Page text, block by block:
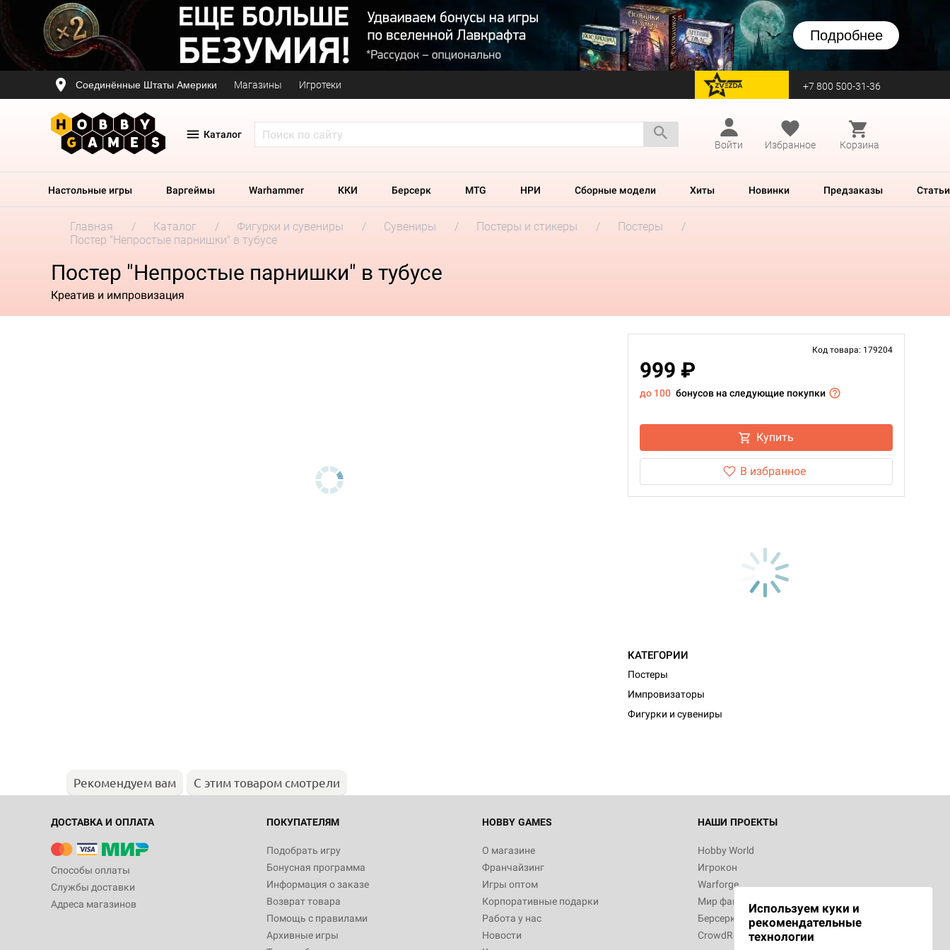
Подробнее
Соединённые Штаты Америки Магазины Игротеки перейти на Zvezda +7 800 500-31-36
Каталог
Войти
Избранное Корзина
Настольные игры Варгеймы Warhammer ККИ Берсерк MTG НРИ Сборные модели Хиты Новинки Предзаказы Статьи
Главная Каталог Фигурки и сувениры Сувениры Постеры и стикеры
Постеры
Постер "Непростые парнишки" в тубусе
Постер "Непростые парнишки" в тубусе
Креатив и импровизация
Код товара: 179204
999 ₽
до 100 бонусов на следующие покупки
Купить
В избранное
КАТЕГОРИИ
Постеры
Импровизаторы
Фигурки и сувениры
Рекомендуем вам С этим товаром смотрели
ДОСТАВКА И ОПЛАТА
Способы оплаты
Службы доставки
Адреса магазинов
ПОКУПАТЕЛЯМ
Подобрать игру
Бонусная программа
Информация о заказе
Возврат товара
Помощь с правилами
Архивные игры
HOBBY GAMES
О магазине
Франчайзинг
Игры оптом
Корпоративные подарки
Работа у нас
Новости
НАШИ ПРОЕКТЫ
Hobby World
Игрокон
Warforge
Мир фантастики
Берсерк
CrowdRepublic
Используем куки и
рекомендательные
технологии